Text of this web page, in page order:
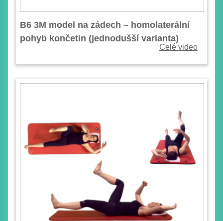
B6 3M model na zádech – homolaterální
pohyb končetin (jednodušší varianta)
Celé video